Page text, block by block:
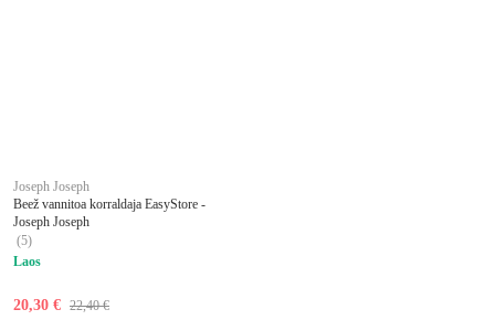
Joseph Joseph
Beež vannitoa korraldaja EasyStore -
Joseph Joseph
(5)
Laos
20,30 € 22,40 €